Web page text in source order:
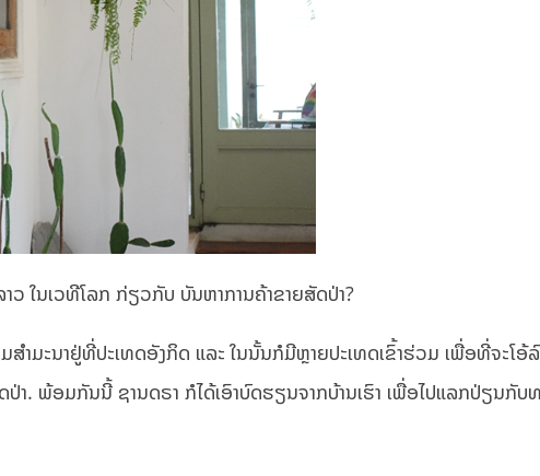
ວ ໃນເວທີໂລກ ກ່ຽວກັບ ບັນຫາການຄ້າຂາຍສັດປ່າ?
ສຳມະນາຢູ່ທີ່ປະເທດອັງກິດ ແລະ ໃນນັ້ນກໍມີຫຼາຍປະເທດເຂົ້າຮ່ວມ ເພື່ອທີ່ຈະໂອ້
ພ້ອມກັນນີ້ ຊານດຣາ ກໍໄດ້ເອົາບົດຮຽນຈາກບ້ານເຮົາ ເພື່ອໄປແລກປ່ຽນກັບທ